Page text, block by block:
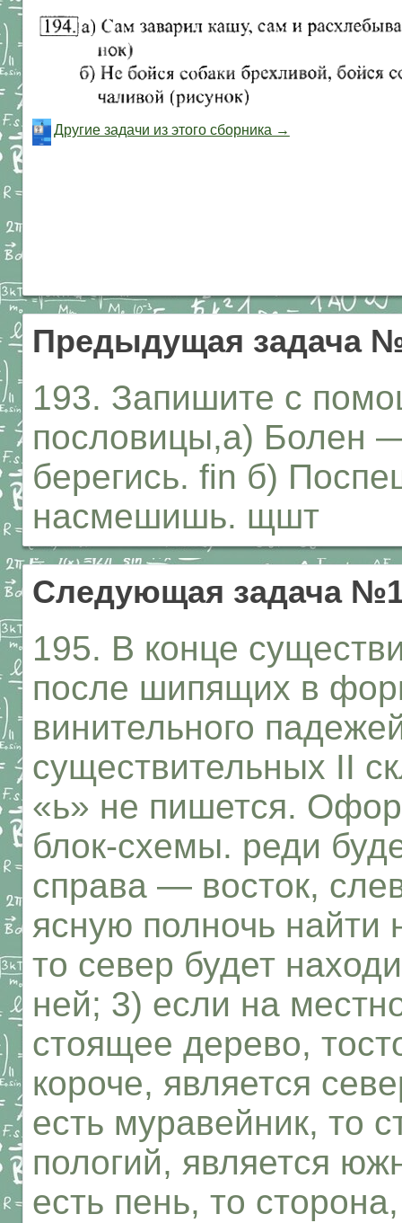
Другие задачи из этого сборника →
Предыдущая задача
193. Запишите с
пословицы,а) Болен
берегись. fin б)
насмешишь. щшт
Следующая задача
195. В конце
после шипящих в
винительного
существительных II
«ь» не пишется.
блок-схемы. реди
справа — восток,
ясную полночь найти
то север будет
ней; 3) если на
стоящее дерево,
короче, является
есть муравейник, то
пологий, является
есть пень, то